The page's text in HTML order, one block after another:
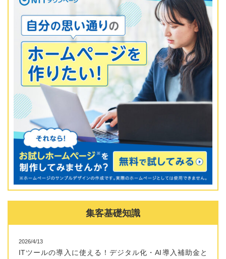
集客基礎知識
2026/4/13
ITツールの導入に使える！デジタル化・AI導入補助金と